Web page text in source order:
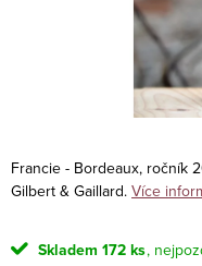
Francie - Bordeaux, ročník
Gilbert & Gaillard. Více
Skladem 172 ks